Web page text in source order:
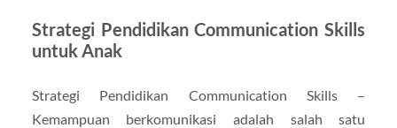
Strategi Pendidikan Communication Skills
untuk Anak
Strategi Pendidikan Communication Skills –
Kemampuan berkomunikasi adalah salah satu